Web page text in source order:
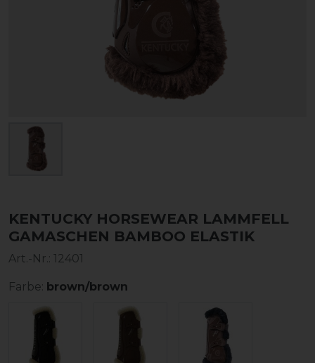
KENTUCKY HORSEWEAR LAMMFELL
GAMASCHEN BAMBOO ELASTIK
Art.-Nr.: 12401
Farbe: brown/brown